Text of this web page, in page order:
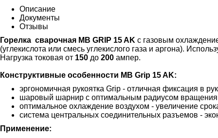
Описание
Документы
Отзывы
Горелка сварочная MB GRIP 15 AK с газовым
(углекислота или смесь углекислого газа и аргона).
Нагрузка токовая от 150 до 200 ампер.
Конструктивные особенности MB Grip 15 AK:
эргономичная рукоятка Grip - отличная фиксация в
шаровый шарнир с оптимальным радиусом вращения
оптимальное охлаждение воздухом - увеличение
система центральных соединительных разъемов -
Применение: